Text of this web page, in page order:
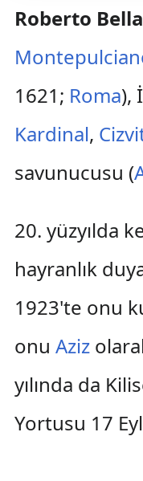
Roberto
1621; Roma),
Kardinal,
savunucusu (
20. yüzyılda
hayranlık
1923'te onu
onu Aziz
yılında da
Yortusu 17